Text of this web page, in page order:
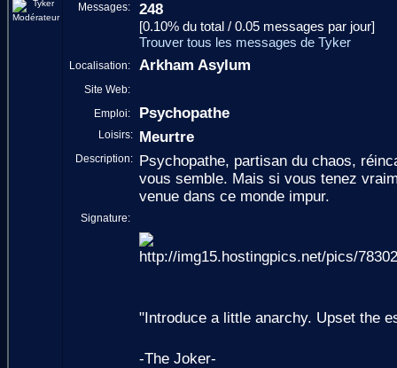
Messages:
248
[0.10% du total / 0.05 messages par jour]
Trouver tous les messages de Tyker
Localisation: Arkham Asylum
Site Web:
Emploi:
Psychopathe
Loisirs: Meurtre
Description: Psychopathe, partisan du chaos,
vous semble. Mais si vous tenez
venue dans ce monde impur.
Signature:
"Introduce a little anarchy. Upset the
-The Joker-